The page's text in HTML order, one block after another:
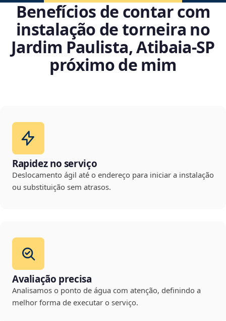
Benefícios de contar com
instalação de torneira no
Jardim Paulista, Atibaia‑SP
próximo de mim
Rapidez no serviço
Deslocamento ágil até o endereço para iniciar a instalação
ou substituição sem atrasos.
Avaliação precisa
Analisamos o ponto de água com atenção, definindo a
melhor forma de executar o serviço.